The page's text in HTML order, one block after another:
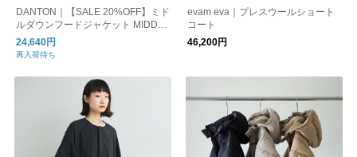
DANTON｜【SALE 20%OFF】ミド
ルダウンフードジャケット MIDDLE
DOWN HOODED JACKET dt-a018
6nps
24,640円
再入荷待ち
evam eva｜プレスウールショート
コート
46,200円